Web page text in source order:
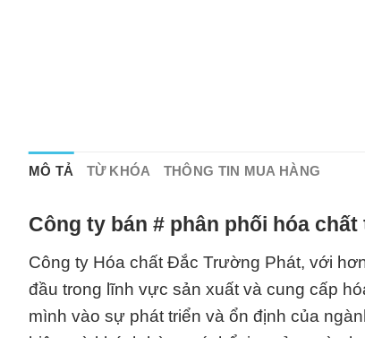
MÔ TẢ TỪ KHÓA THÔNG TIN MUA HÀNG
Công ty bán # phân phối hóa
Công ty Hóa chất Đắc Trường Phát, với
đầu trong lĩnh vực sản xuất và cung cấp
mình vào sự phát triển và ổn định của